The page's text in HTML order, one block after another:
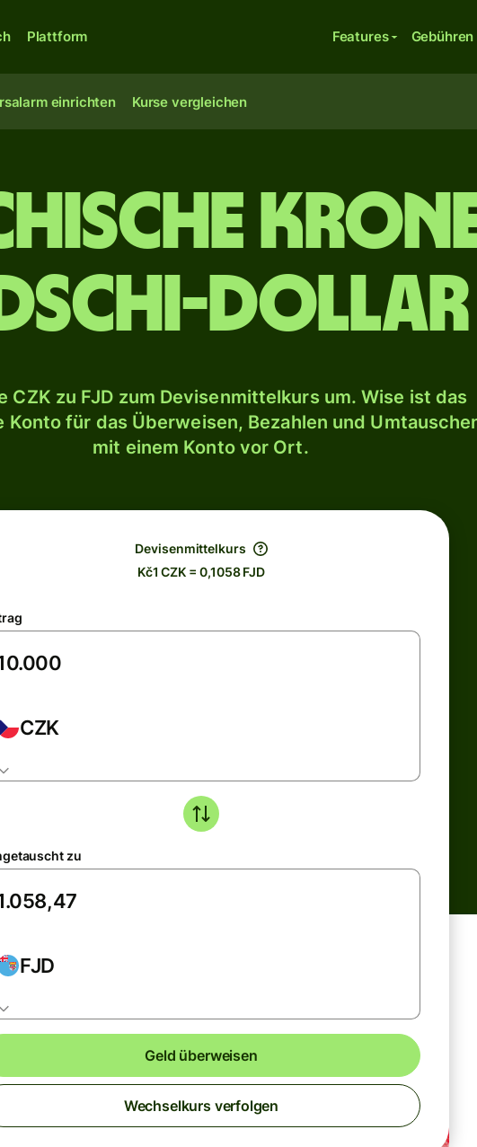
Plattform Features Gebühren
einrichten Kurse vergleichen
Dollar
CZK zu FJD zum Devisenmittelkurs um. Wise ist das
Konto für das Überweisen, Bezahlen und
mit einem Konto vor Ort.
Devisenmittelkurs
Kč1 CZK = 0,1058 FJD
CZK
zu
FJD
Geld überweisen
Wechselkurs verfolgen